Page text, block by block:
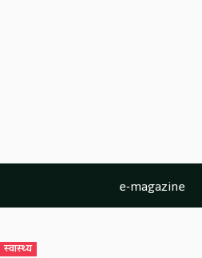
e-magazine
स्वास्थ्य